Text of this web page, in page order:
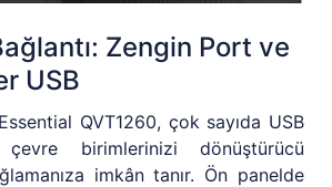
Zengin Port ve
USB
QVT1260, çok sayıda USB
birimlerinizi dönüştürücü
imkân tanır. Ön panelde